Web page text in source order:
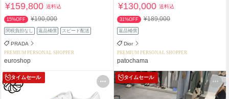
¥159,800送料込
15%OFF ¥190,000
関税負担なし 返品補償 スピード配送
PRADA
PREMIUM PERSONAL SHOPPER
euroshop
¥130,000送料込
31%OFF ¥189,000
返品補償
Dior
PREMIUM PERSONAL SHOPPER
patochama
タイムセール タイムセール